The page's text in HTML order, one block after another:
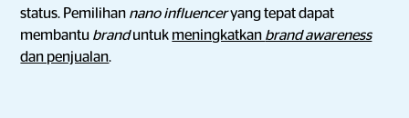
status. Pemilihan nano influenceryang tepat dapat
membantu branduntuk meningkatkan brand awareness
dan penjualan.